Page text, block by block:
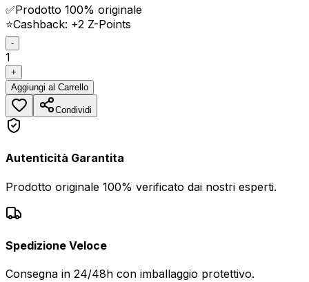
✅Prodotto 100% originale
⭐Cashback: +2 Z-Points
-
1
+
Aggiungi al Carrello
Condividi
Autenticità Garantita
Prodotto originale 100% verificato dai nostri esperti.
Spedizione Veloce
Consegna in 24/48h con imballaggio protettivo.